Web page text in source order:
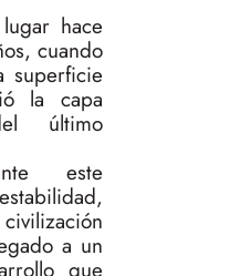
hace
cuando
superficie
la capa
último
este
a un